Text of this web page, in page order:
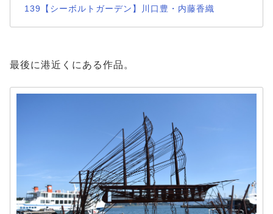
139【シーボルトガーデン】川口豊・内藤香織
最後に港近くにある作品。